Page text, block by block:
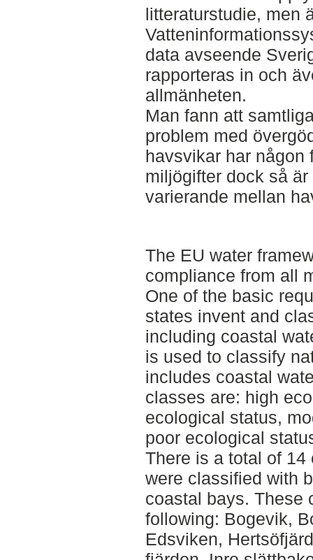
litteraturstudie, men
data avseende
rapporteras in och
allmänheten.
Man fann att
problem med
havsvikar har någon
miljögifter dock så
varierande mellan
The EU water
compliance from all
One of the basic
states invent and
including coastal
is used to classify
includes coastal
classes are: high
ecological status,
poor ecological
There is a total of
were classified with
coastal bays. These
following: Bogevik,
Edsviken,